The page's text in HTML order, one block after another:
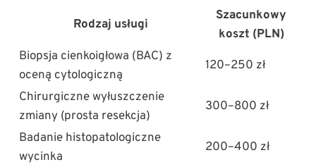
Rodzaj usługi
Szacunkowy
koszt (PLN)
Biopsja cienkoigłowa (BAC) z
oceną cytologiczną
120–250 zł
Chirurgiczne wyłuszczenie
zmiany (prosta resekcja)
300–800 zł
Badanie histopatologiczne
wycinka
200–400 zł